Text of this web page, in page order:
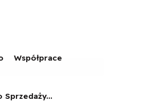
Współprace
Sprzedaży...